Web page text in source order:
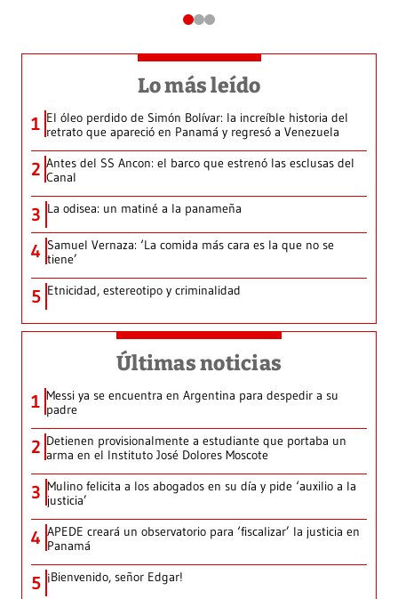
Lo más leído
1 El óleo perdido de Simón Bolívar: la increíble historia del
retrato que apareció en Panamá y regresó a Venezuela
2 Antes del SS Ancon: el barco que estrenó las esclusas del
Canal
3 La odisea: un matiné a la panameña
4 Samuel Vernaza: ‘La comida más cara es la que no se
tiene’
5 Etnicidad, estereotipo y criminalidad
Últimas noticias
1 Messi ya se encuentra en Argentina para despedir a su
padre
2 Detienen provisionalmente a estudiante que portaba un
arma en el Instituto José Dolores Moscote
3 Mulino felicita a los abogados en su día y pide ‘auxilio a la
justicia’
4 APEDE creará un observatorio para ‘fiscalizar’ la justicia en
Panamá
5 ¡Bienvenido, señor Edgar!